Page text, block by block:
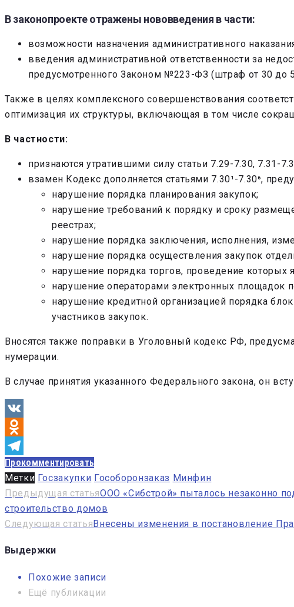
В законопроекте отражены нововведения в части:
возможности назначения административного
введения административной ответственности за
предусмотренного Законом №223-ФЗ (штраф от 30 до
Также в целях комплексного совершенствования
оптимизация их структуры, включающая в том числе
В частности:
признаются утратившими силу статьи 7.29-7.30, 7.31-
взамен Кодекс дополняется статьями 7.30¹-7.30⁶,
нарушение порядка планирования закупок;
нарушение требований к порядку и сроку
реестрах;
нарушение порядка заключения, исполнения,
нарушение порядка осуществления закупок
нарушение порядка торгов, проведение которых
нарушение операторами электронных площадок
нарушение кредитной организацией порядка
участников закупок.
Вносятся также поправки в Уголовный кодекс РФ,
нумерации.
В случае принятия указанного Федерального закона, он
VK
Odnoklassniki
Telegram
Прокомментировать
Метки Госзакупки Гособоронзаказ Минфин
Навигация
по
записям
Предыдущая статьяООО «Сибстрой» пыталось незаконно
строительство домов
Следующая статьяВнесены изменения в постановление
Выдержки
Похожие записи
Ещё публикации